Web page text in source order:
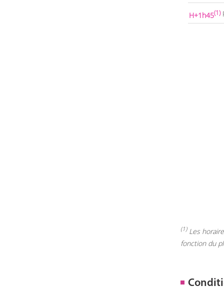
H+1h45(1)
(1)Les
fonction du